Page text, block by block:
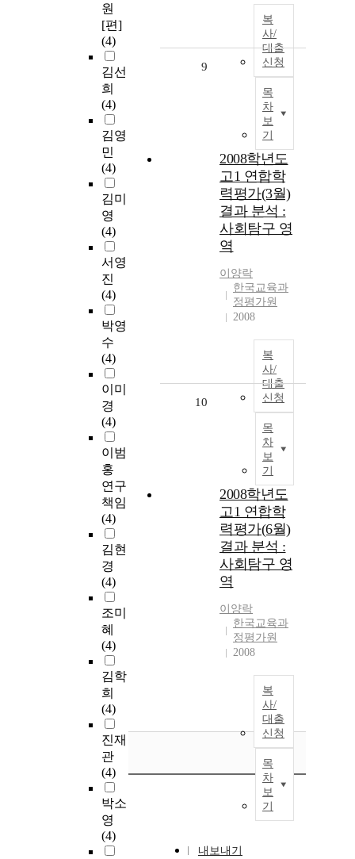
원
[편]
(4)
김선
희
(4)
김영
민
(4)
김미
영
(4)
서영
진
(4)
박영
수
(4)
이미
경
(4)
이범
홍
연구
책임
(4)
김현
경
(4)
조미
혜
(4)
김학
희
(4)
진재
관
(4)
박소
영
(4)
복
사/
대출
신청
목
차
보
기
9
2008학년도
고1 연합학
력평가(3월)
결과 분석 :
사회탐구 영
역
이양락
한국교육과
정평가원
2008
복
사/
대출
신청
목
차
보
기
10
2008학년도
고1 연합학
력평가(6월)
결과 분석 :
사회탐구 영
역
이양락
한국교육과
정평가원
2008
복
사/
대출
신청
목
차
보
기
내보내기